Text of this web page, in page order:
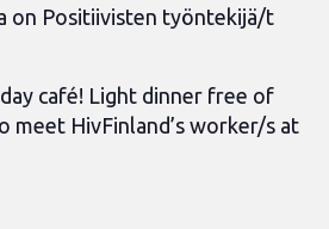
on Positiivisten työntekijä/t
café! Light dinner free of
meet HivFinland’s worker/s at